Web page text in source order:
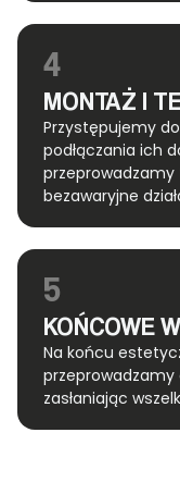
4
MONTAŻ I
Przystępujemy
podłączania ich
przeprowadzamy
bezawaryjne
5
KOŃCOWE
Na końcu
zasłaniając